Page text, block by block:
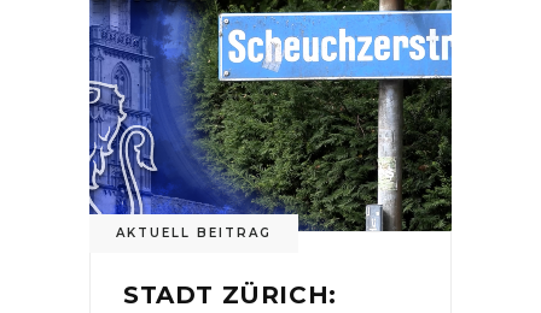
AKTUELL BEITRAG
STADT ZÜRICH: